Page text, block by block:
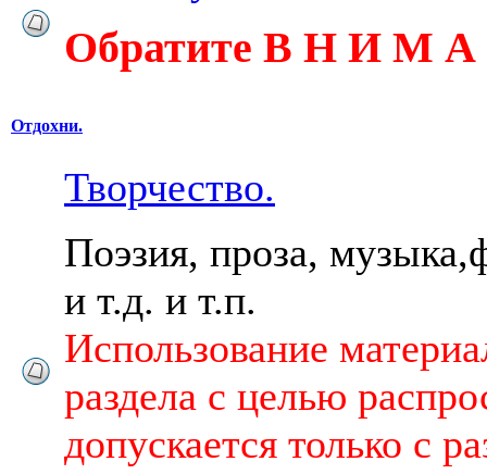
Обратите В Н И М
Отдохни.
Творчество.
Поэзия, проза,
и т.д. и т.п.
Использование
раздела с целью
допускается только с